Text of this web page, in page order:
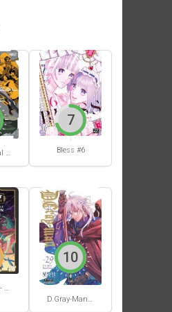
Mechanical Buddy Universe #0 Bless #6
7
Star Wars - La Haute République - Un équilibre fragile
D.Gray-Man #29
10